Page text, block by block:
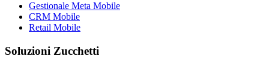
Gestionale Meta Mobile
CRM Mobile
Retail Mobile
Soluzioni Zucchetti